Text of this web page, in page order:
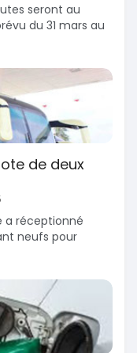
seront au
du 31 mars au
de deux
a réceptionné
neufs pour